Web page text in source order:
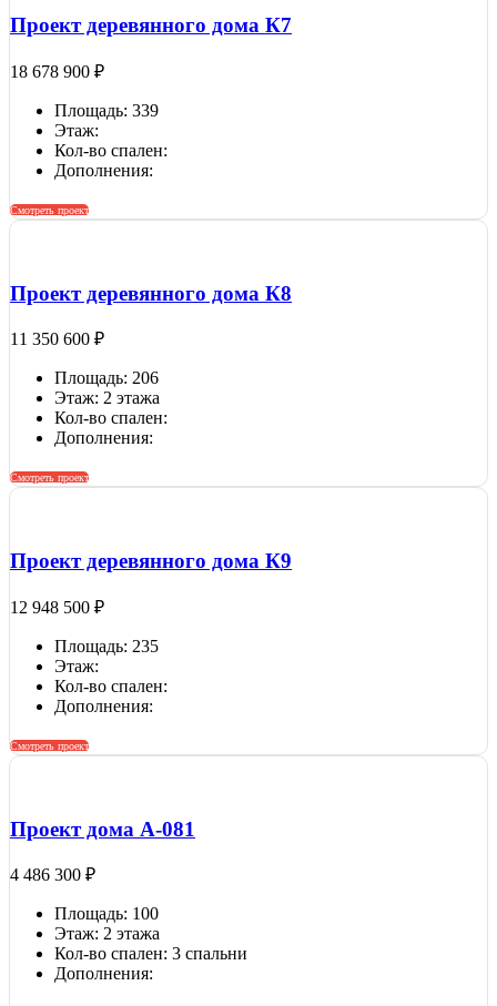
Проект деревянного дома К7
18 678 900 ₽
Площадь: 339
Этаж:
Кол-во спален:
Дополнения:
Смотреть проект
Проект деревянного дома К8
11 350 600 ₽
Площадь: 206
Этаж: 2 этажа
Кол-во спален:
Дополнения:
Смотреть проект
Проект деревянного дома К9
12 948 500 ₽
Площадь: 235
Этаж:
Кол-во спален:
Дополнения:
Смотреть проект
Проект дома A-081
4 486 300 ₽
Площадь: 100
Этаж: 2 этажа
Кол-во спален: 3 спальни
Дополнения: